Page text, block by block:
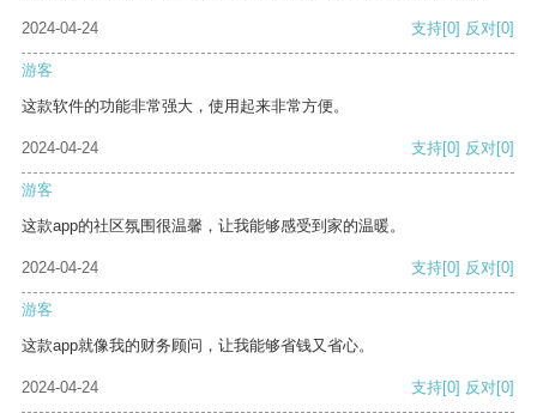
2024-04-24 支持[0] 反对[0]
游客
这款软件的功能非常强大，使用起来非常方便。
2024-04-24 支持[0] 反对[0]
游客
这款app的社区氛围很温馨，让我能够感受到家的温暖。
2024-04-24 支持[0] 反对[0]
游客
这款app就像我的财务顾问，让我能够省钱又省心。
2024-04-24 支持[0] 反对[0]